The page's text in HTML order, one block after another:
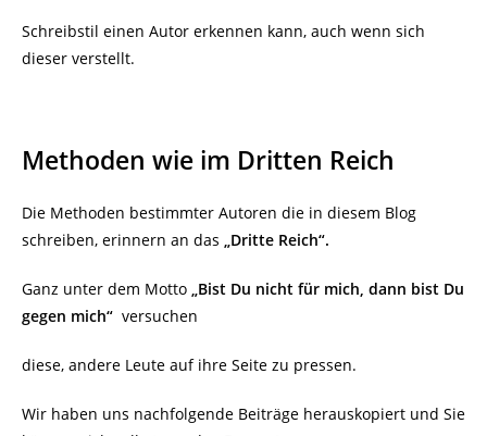
Schreibstil einen Autor erkennen kann, auch wenn sich
dieser verstellt.
Methoden wie im Dritten Reich
Die Methoden bestimmter Autoren die in diesem Blog
schreiben, erinnern an das „Dritte Reich“.
Ganz unter dem Motto „Bist Du nicht für mich, dann bist Du
gegen mich“ versuchen
diese, andere Leute auf ihre Seite zu pressen.
Wir haben uns nachfolgende Beiträge herauskopiert und Sie